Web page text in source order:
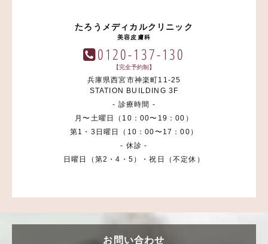
たろうメディカルクリニック
美容皮膚科
0120-137-130
【完全予約制】
兵庫県西宮市神楽町11-25
STATION BUILDING 3F
- 診療時間 -
月〜土曜日（10：00〜19：00）
第1・3日曜日（10：00〜17：00）
- 休診 -
日曜日（第2・4・5）・祝日（不定休）
お問い合わせ